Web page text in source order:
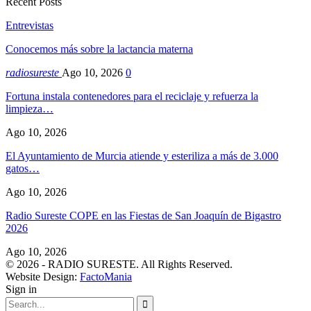
Entrevistas
Conocemos más sobre la lactancia materna
radiosureste Ago 10, 2026 0
Fortuna instala contenedores para el reciclaje y refuerza la
limpieza…
Ago 10, 2026
El Ayuntamiento de Murcia atiende y esteriliza a más de 3.000
gatos…
Ago 10, 2026
Radio Sureste COPE en las Fiestas de San Joaquín de Bigastro
2026
Ago 10, 2026
© 2026 - RADIO SURESTE. All Rights Reserved.
Website Design: FactoMania
Sign in